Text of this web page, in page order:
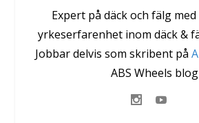
Expert på däck och fälg
yrkeserfarenhet inom däck &
Jobbar delvis som skribent på
ABS Wheels blog